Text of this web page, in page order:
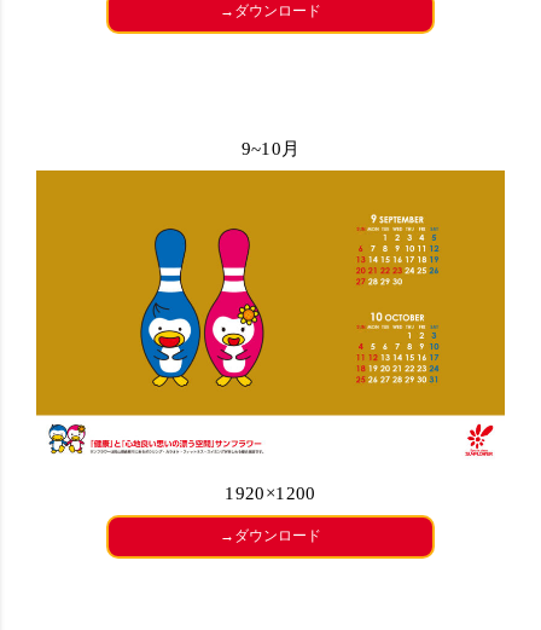
→ダウンロード
9~10月
1920×1200
→ダウンロード